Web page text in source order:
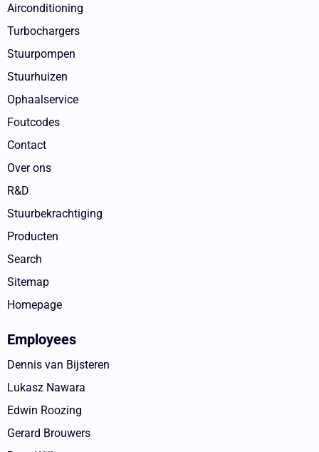
Airconditioning
Turbochargers
Stuurpompen
Stuurhuizen
Ophaalservice
Foutcodes
Contact
Over ons
R&D
Stuurbekrachtiging
Producten
Search
Sitemap
Homepage
Employees
Dennis van Bijsteren
Lukasz Nawara
Edwin Roozing
Gerard Brouwers